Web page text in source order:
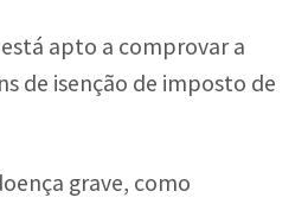
apto a comprovar a
de isenção de imposto de
grave, como